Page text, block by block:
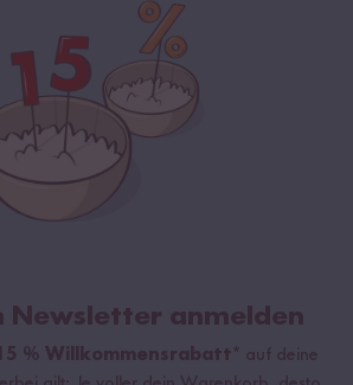
Newsletter anmelden
15 % Willkommensrabatt* auf deine